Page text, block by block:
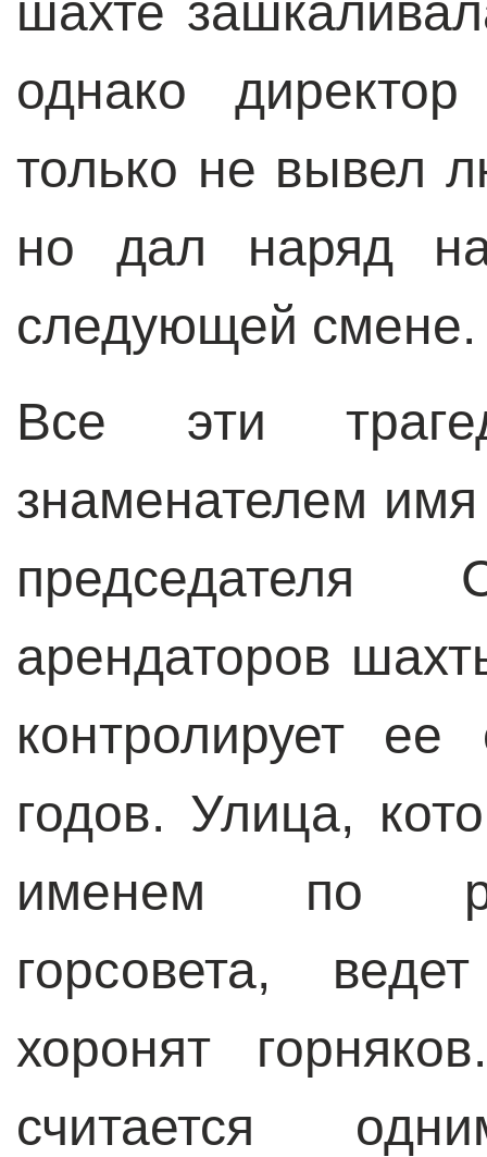
шахте
однако
только не вывел
но дал наряд на
следующей смене.
Все эти
знаменателем
председателя
арендаторов
контролирует
годов. Улица,
именем по
горсовета,
хоронят
считается